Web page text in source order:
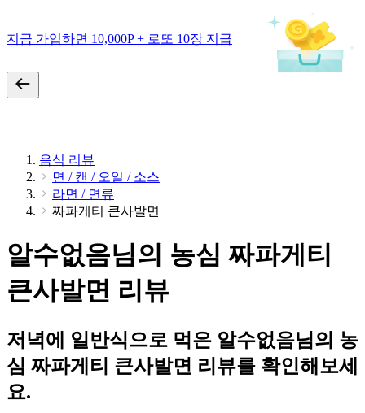
지금 가입하면 10,000P + 로또 10장 지급
음식 리뷰
면 / 캔 / 오일 / 소스
라면 / 면류
짜파게티 큰사발면
알수없음님의 농심 짜파게티
큰사발면 리뷰
저녁에 일반식으로 먹은 알수없음님의 농
심 짜파게티 큰사발면 리뷰를 확인해보세
요.